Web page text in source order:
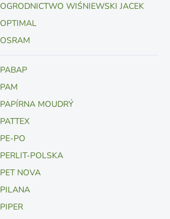
OGRODNICTWO WIŚNIEWSKI JACEK
OPTIMAL
OSRAM
PABAP
PAM
PAPÍRNA MOUDRÝ
PATTEX
PE-PO
PERLIT-POLSKA
PET NOVA
PILANA
PIPER